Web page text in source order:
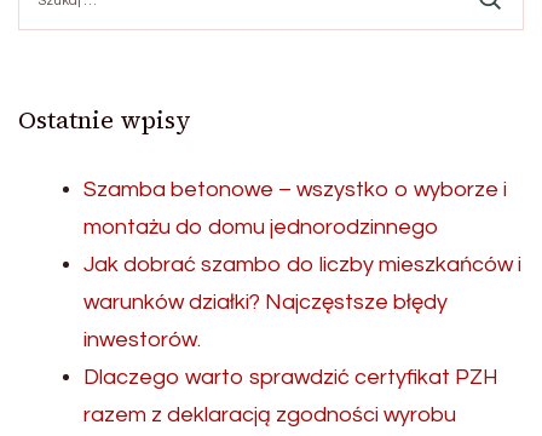
Ostatnie wpisy
Szamba betonowe – wszystko o wyborze i
montażu do domu jednorodzinnego
Jak dobrać szambo do liczby mieszkańców i
warunków działki? Najczęstsze błędy
inwestorów.
Dlaczego warto sprawdzić certyfikat PZH
razem z deklaracją zgodności wyrobu